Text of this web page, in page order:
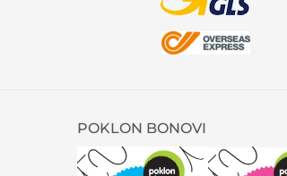
POKLON BONOVI